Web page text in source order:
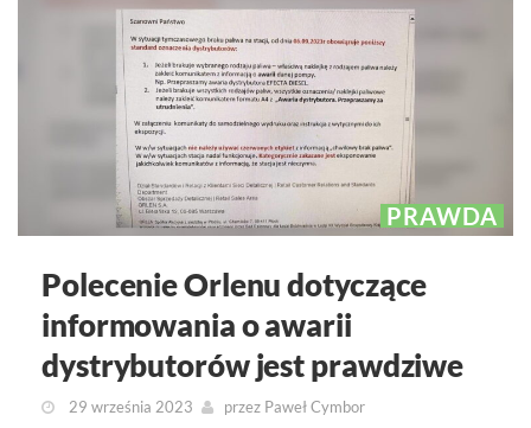
PRAWDA
Polecenie Orlenu dotyczące
informowania o awarii
dystrybutorów jest prawdziwe
29 września 2023 przez Paweł Cymbor